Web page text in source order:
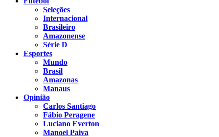
Seleções
Internacional
Brasileiro
Amazonense
Série D
Esportes
Mundo
Brasil
Amazonas
Manaus
Opinião
Carlos Santiago
Fábio Peragene
Luciano Everton
Manoel Paiva